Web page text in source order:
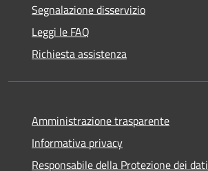
Segnalazione disservizio
Leggi le FAQ
Richiesta assistenza
Amministrazione trasparente
Informativa privacy
Responsabile della Protezione dei dati